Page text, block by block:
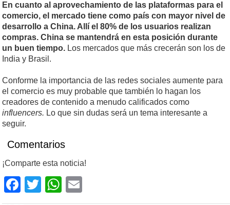
En cuanto al aprovechamiento de las plataformas para el
comercio, el mercado tiene como país con mayor nivel de
desarrollo a China. Allí el 80% de los usuarios realizan
compras. China se mantendrá en esta posición durante
un buen tiempo. Los mercados que más crecerán son los de
India y Brasil.
Conforme la importancia de las redes sociales aumente para
el comercio es muy probable que también lo hagan los
creadores de contenido a menudo calificados como
influencers. Lo que sin dudas será un tema interesante a
seguir.
Comentarios
¡Comparte esta noticia!
Facebook
TwitterWhatsApp